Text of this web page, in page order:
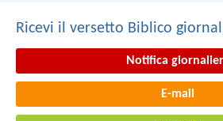
Ricevi il versetto Biblico
Notifica
E-mail